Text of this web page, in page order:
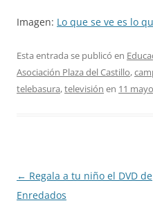
Imagen: Lo que se ve es lo
Esta entrada se publicó en
Asociación Plaza del Castillo,
telebasura,televisión en 11
Navegación
de
← Regala a tu niño el DVD de
Enredados